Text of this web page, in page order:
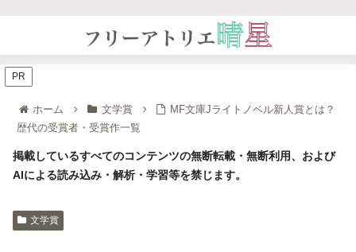
ホーム 文学賞
MF文庫Jライトノベル新人賞とは？
歴代の受賞者・受賞作一覧
掲載しているすべてのコンテンツの無断転載・無断利用、および
AIによる読み込み・解析・学習等を禁じます。
文学賞
PR